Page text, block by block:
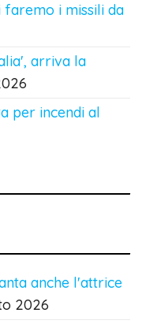
faremo i missili da
arriva la
per incendi al
anche l'attrice
2026